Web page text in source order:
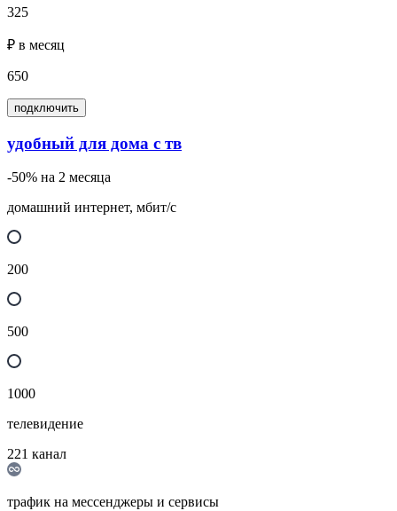
325
₽ в месяц
650
подключить
удобный для дома с тв
-50% на 2 месяца
домашний интернет, мбит/с
200
500
1000
телевидение
221 канал
трафик на мессенджеры и сервисы